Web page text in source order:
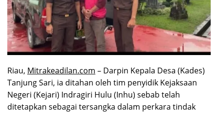
Riau, Mitrakeadilan.com – Darpin Kepala Desa (Kades)
Tanjung Sari, ia ditahan oleh tim penyidik Kejaksaan
Negeri (Kejari) Indragiri Hulu (Inhu) sebab telah
ditetapkan sebagai tersangka dalam perkara tindak